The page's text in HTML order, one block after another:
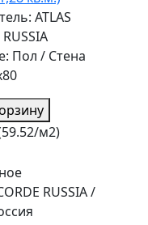
ATLAS
Пол / Стена
м2)
RUSSIA/